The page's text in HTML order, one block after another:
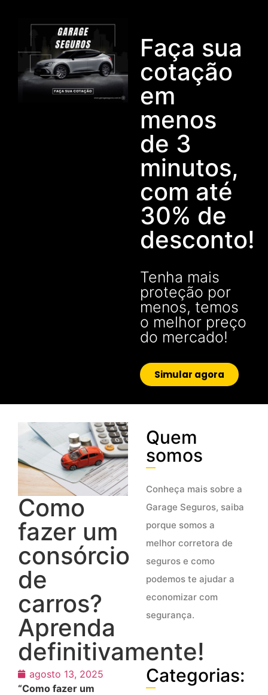
Faça sua
cotação
em
menos
de 3
minutos,
com até
30% de
desconto!
Tenha mais
proteção por
menos, temos
o melhor preço
do mercado!
Simular agora
Como
fazer um
consórcio
de
carros?
Aprenda
definitivamente!
agosto 13, 2025
“Como fazer um
Quem
somos
Conheça mais sobre a
Garage Seguros, saiba
porque somos a
melhor corretora de
seguros e como
podemos te ajudar a
economizar com
segurança.
Categorias: